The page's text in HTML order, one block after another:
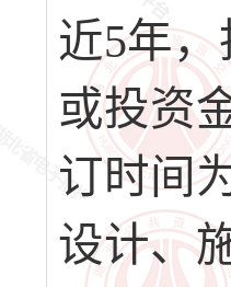
近5年
或投资
订时间
设计、